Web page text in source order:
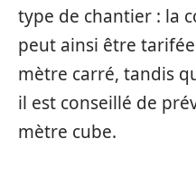
type de chantier : la
peut ainsi être
mètre carré, tandis
il est conseillé de
mètre cube.